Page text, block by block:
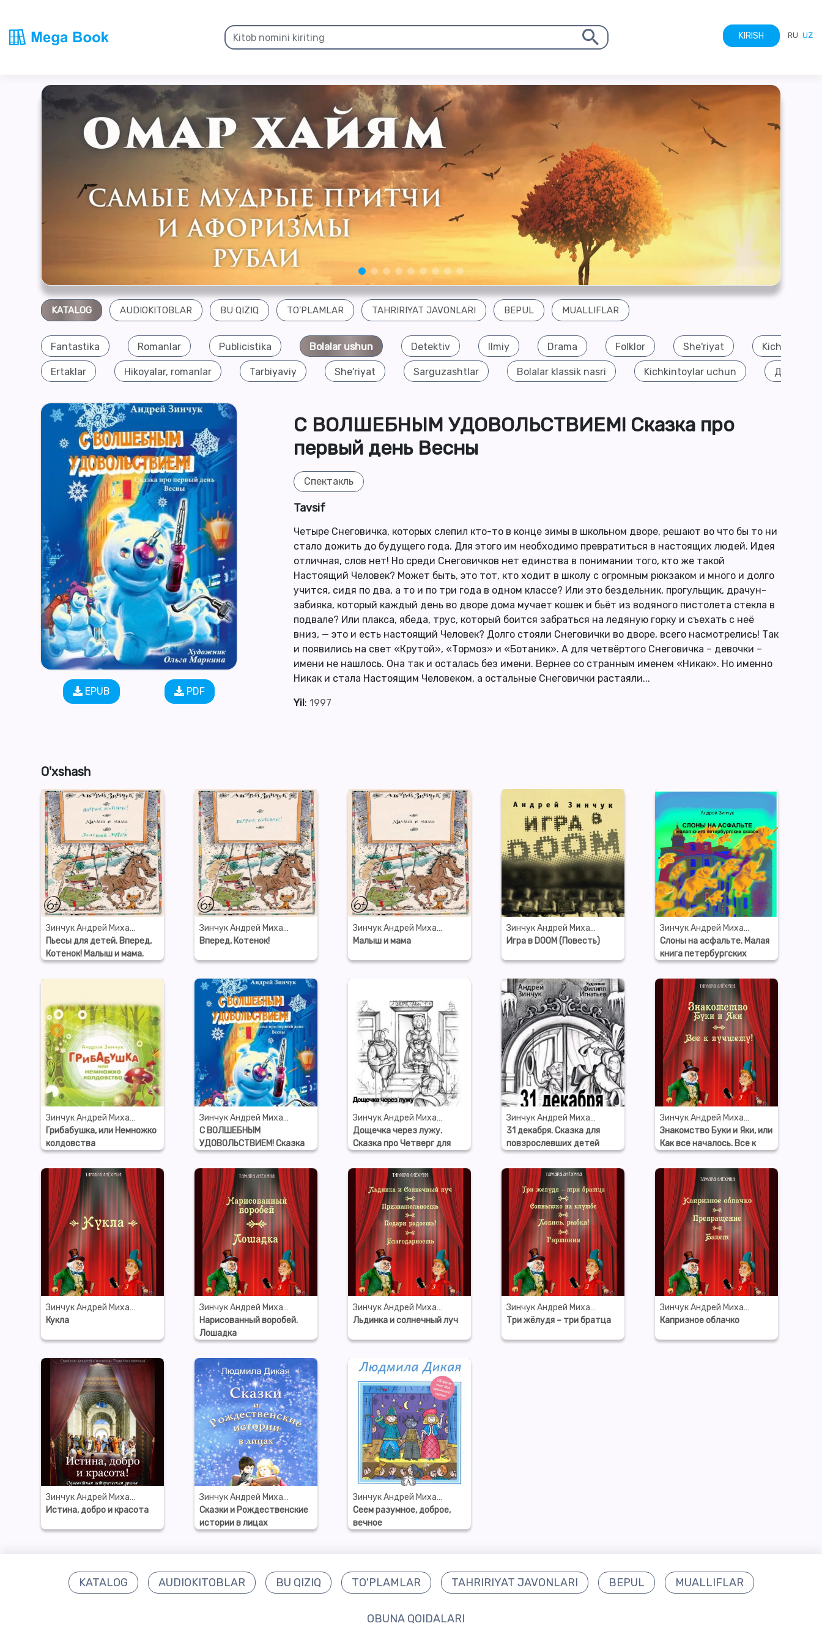
KIRISH RU UZ
KATALOG AUDIOKITOBLAR BU QIZIQ TO'PLAMLAR TAHRIRIYAT JAVONLARI BEPUL MUALLIFLAR
Fantastika Romanlar Publicistika Bolalar ushun Detektiv Ilmiy Drama Folklor She'riyat Kichik nasriy
Ertaklar Hikoyalar, romanlar Tarbiyaviy She'riyat Sarguzashtlar Bolalar klassik nasri Kichkintoylar uchun
EPUB PDF
С ВОЛШЕБНЫМ УДОВОЛЬСТВИЕМ! Сказка про
первый день Весны
Спектакль
Tavsif
Четыре Снеговичка, которых слепил кто-то в конце зимы в школьном дворе, решают во что бы то ни
стало дожить до будущего года. Для этого им необходимо превратиться в настоящих людей. Идея
отличная, слов нет! Но среди Снеговичков нет единства в понимании того, кто же такой
Настоящий Человек? Может быть, это тот, кто ходит в школу с огромным рюкзаком и много и долго
учится, сидя по два, а то и по три года в одном классе? Или это бездельник, прогульщик, драчун-
забияка, который каждый день во дворе дома мучает кошек и бьёт из водяного пистолета стекла в
подвале? Или плакса, ябеда, трус, который боится забраться на ледяную горку и съехать с неё
вниз, — это и есть настоящий Человек? Долго стояли Снеговички во дворе, всего насмотрелись! Так
и появились на свет «Крутой», «Тормоз» и «Ботаник». А для четвёртого Снеговичка – девочки –
имени не нашлось. Она так и осталась без имени. Вернее со странным именем «Никак». Но именно
Никак и стала Настоящим Человеком, а остальные Снеговички растаяли...
Yil:1997
O'xshash
Зинчук Андрей Михайлович
Пьесы для детей. Вперед,
Котенок! Малыш и мама.
Зеленый Марабу
Зинчук Андрей Михайлович
Вперед, Котенок!
Зинчук Андрей Михайлович
Малыш и мама
Зинчук Андрей Михайлович
Игра в DOOM (Повесть)
Зинчук Андрей Михайлович
Слоны на асфальте. Малая
книга петербургских
сказок
Зинчук Андрей Михайлович
Грибабушка, или Немножко
колдовства
Зинчук Андрей Михайлович
С ВОЛШЕБНЫМ
УДОВОЛЬСТВИЕМ! Сказка
про первый день Весны
Зинчук Андрей Михайлович
Дощечка через лужу.
Сказка про Четверг для
детей и взрослых
Зинчук Андрей Михайлович
31 декабря. Сказка для
повзрослевших детей
(запись по неснятому
фильму)
Зинчук Андрей Михайлович
Знакомство Буки и Яки, или
Как все началось. Все к
лучшему!
Зинчук Андрей Михайлович
Кукла
Зинчук Андрей Михайлович
Нарисованный воробей.
Лошадка
Зинчук Андрей Михайлович
Льдинка и солнечный луч
Зинчук Андрей Михайлович
Три жёлудя – три братца
Зинчук Андрей Михайлович
Капризное облачко
Зинчук Андрей Михайлович
Истина, добро и красота
Зинчук Андрей Михайлович
Сказки и Рождественские
истории в лицах
Зинчук Андрей Михайлович
Сеем разумное, доброе,
вечное
KATALOG AUDIOKITOBLAR BU QIZIQ TO'PLAMLAR TAHRIRIYAT JAVONLARI BEPUL MUALLIFLAR
OBUNA QOIDALARI